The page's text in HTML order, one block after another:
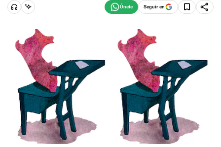
Seguir en